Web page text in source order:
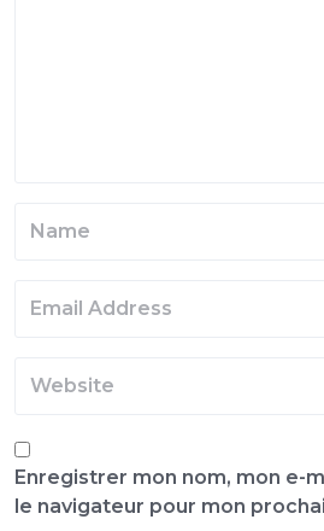
Enregistrer mon nom, mon e-
le navigateur pour mon